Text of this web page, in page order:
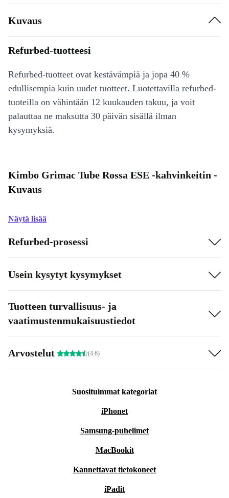
Kuvaus
Refurbed-tuotteesi
Refurbed-tuotteet ovat kestävämpiä ja jopa 40 %
edullisempia kuin uudet tuotteet. Luotettavilla refurbed-
tuoteilla on vähintään 12 kuukauden takuu, ja voit
palauttaa ne maksutta 30 päivän sisällä ilman
kysymyksiä.
Kimbo Grimac Tube Rossa ESE -kahvinkeitin -
Kuvaus
Näytä lisää
Refurbed-prosessi
Usein kysytyt kysymykset
Tuotteen turvallisuus- ja
vaatimustenmukaisuustiedot
Arvostelut (4.6)
Suosituimmat kategoriat
iPhonet
Samsung-puhelimet
MacBookit
Kannettavat tietokoneet
iPadit